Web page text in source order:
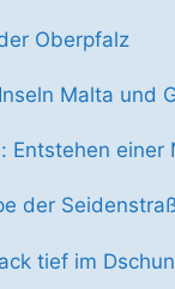
Oberpfalz
Malta und
Entstehen einer
der
tief im